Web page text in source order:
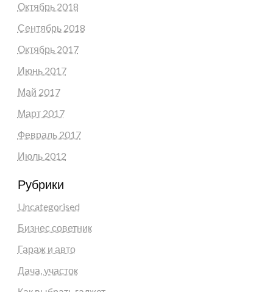
Октябрь 2018
Сентябрь 2018
Октябрь 2017
Июнь 2017
Май 2017
Март 2017
Февраль 2017
Июль 2012
Рубрики
Uncategorised
Бизнес советник
Гараж и авто
Дача, участок